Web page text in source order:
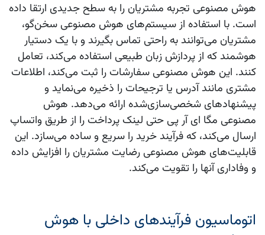
هوش مصنوعی تجربه مشتریان را به سطح جدیدی ارتقا داده
است. با استفاده از سیستم‌های هوش مصنوعی سخن‌گو،
مشتریان می‌توانند به راحتی تماس بگیرند و با یک دستیار
هوشمند که از پردازش زبان طبیعی استفاده می‌کند، تعامل
کنند. این هوش مصنوعی سفارشات را ثبت می‌کند، اطلاعات
مشتری مانند آدرس یا ترجیحات را ذخیره می‌نماید و
پیشنهادهای شخصی‌سازی‌شده ارائه می‌دهد. هوش
مصنوعی مگا ای آر پی حتی لینک پرداخت را از طریق واتساپ
ارسال می‌کند، که فرآیند خرید را سریع و ساده می‌سازد. این
قابلیت‌های هوش مصنوعی رضایت مشتریان را افزایش داده
و وفاداری آنها را تقویت می‌کند.
اتوماسیون فرآیندهای داخلی با هوش